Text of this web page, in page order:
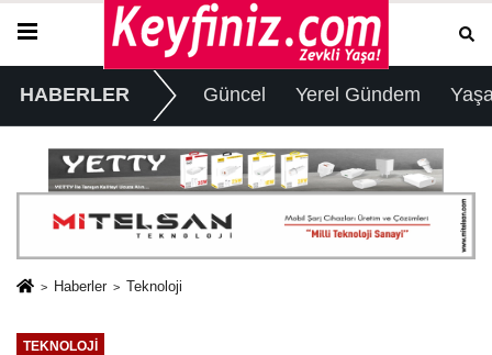
HABERLER Güncel Yerel Gündem
Haberler Teknoloji
TEKNOLOJI